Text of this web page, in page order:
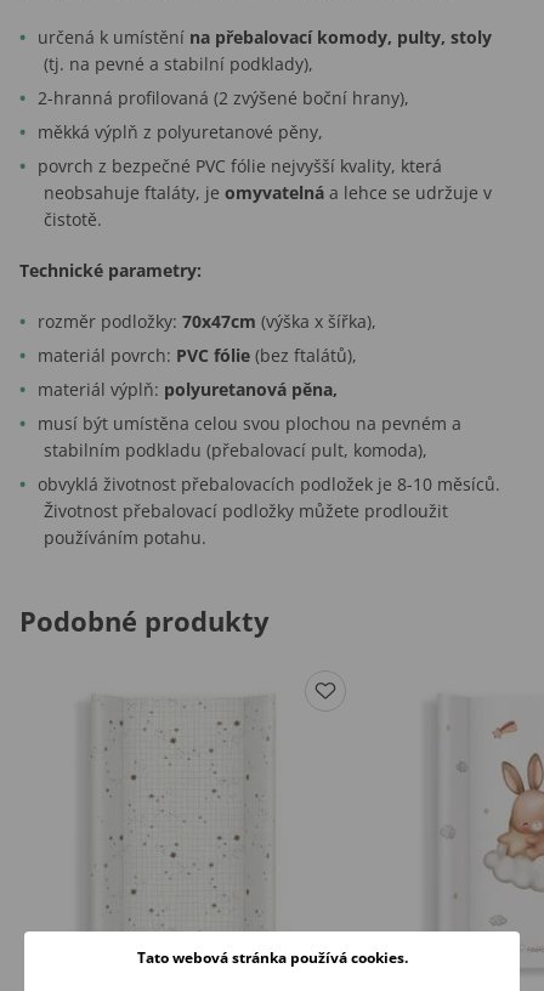
určená k umístění na přebalovací komody, pulty, stoly
(tj. na pevné a stabilní podklady),
2-hranná profilovaná (2 zvýšené boční hrany),
měkká výplň z polyuretanové pěny,
povrch z bezpečné PVC fólie nejvyšší kvality, která
neobsahuje ftaláty, je omyvatelná a lehce se udržuje v
čistotě.
Technické parametry:
rozměr podložky: 70x47cm (výška x šířka),
materiál povrch: PVC fólie (bez ftalátů),
materiál výplň: polyuretanová pěna,
musí být umístěna celou svou plochou na pevném a
stabilním podkladu (přebalovací pult, komoda),
obvyklá životnost přebalovacích podložek je 8-10 měsíců.
Životnost přebalovací podložky můžete prodloužit
používáním potahu.
Podobné produkty
Tato webová stránka používá cookies.